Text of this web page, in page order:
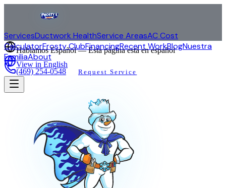
ServicesDuctwork HealthService AreasAC Cost
CalculatorFrosty ClubFinancingRecent WorkBlogNuestra
FamiliaAbout
(469) 254-0548 Request Service
Hablamos Español — Esta página está en español
View in English